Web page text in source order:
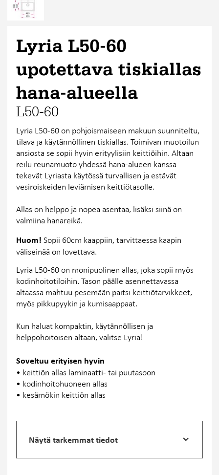
Lyria L50-60
upotettava tiskiallas
hana-alueella
L50-60
Lyria L50-60 on pohjoismaiseen makuun suunniteltu,
tilava ja käytännöllinen tiskiallas. Toimivan muotoilun
ansiosta se sopii hyvin erityylisiin keittiöihin. Altaan
reilu reunamuoto yhdessä hana-alueen kanssa
tekevät Lyriasta käytössä turvallisen ja estävät
vesiroiskeiden leviämisen keittiötasolle.
Allas on helppo ja nopea asentaa, lisäksi siinä on
valmiina hanareikä.
Huom! Sopii 60cm kaappiin, tarvittaessa kaapin
väliseinää on lovettava.
Lyria L50-60 on monipuolinen allas, joka sopii myös
kodinhoitotiloihin. Tason päälle asennettavassa
altaassa mahtuu pesemään paitsi keittiötarvikkeet,
myös pikkupyykin ja kumisaappaat.
Kun haluat kompaktin, käytännöllisen ja
helppohoitoisen altaan, valitse Lyria!
Soveltuu erityisen hyvin
• keittiön allas laminaatti- tai puutasoon
• kodinhoitohuoneen allas
• kesämökin keittiön allas
Näytä tarkemmat tiedot